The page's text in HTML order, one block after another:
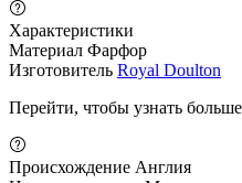
Характеристики
Материал Фарфор
Изготовитель Royal Doulton
Перейти, чтобы узнать
Происхождение Англия